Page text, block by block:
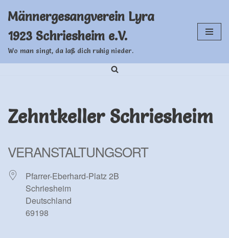
Inhalt
springen
Männergesangverein Lyra
1923 Schriesheim e.V.
Wo man singt, da laß dich ruhig nieder.
Zehntkeller Schriesheim
VERANSTALTUNGSORT
Pfarrer-Eberhard-Platz 2B
Schriesheim
Deutschland
69198